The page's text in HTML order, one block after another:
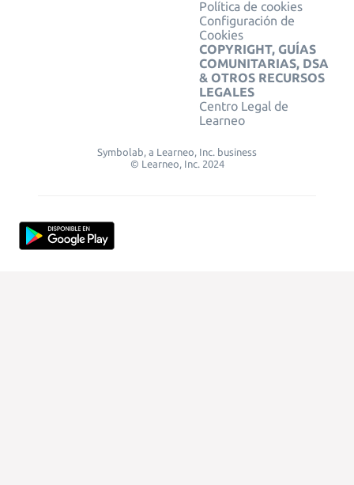
Política de cookies
Configuración de
Cookies
COPYRIGHT, GUÍAS
COMUNITARIAS, DSA
& OTROS RECURSOS
LEGALES
Centro Legal de
Learneo
Symbolab, a Learneo, Inc. business
© Learneo, Inc. 2024